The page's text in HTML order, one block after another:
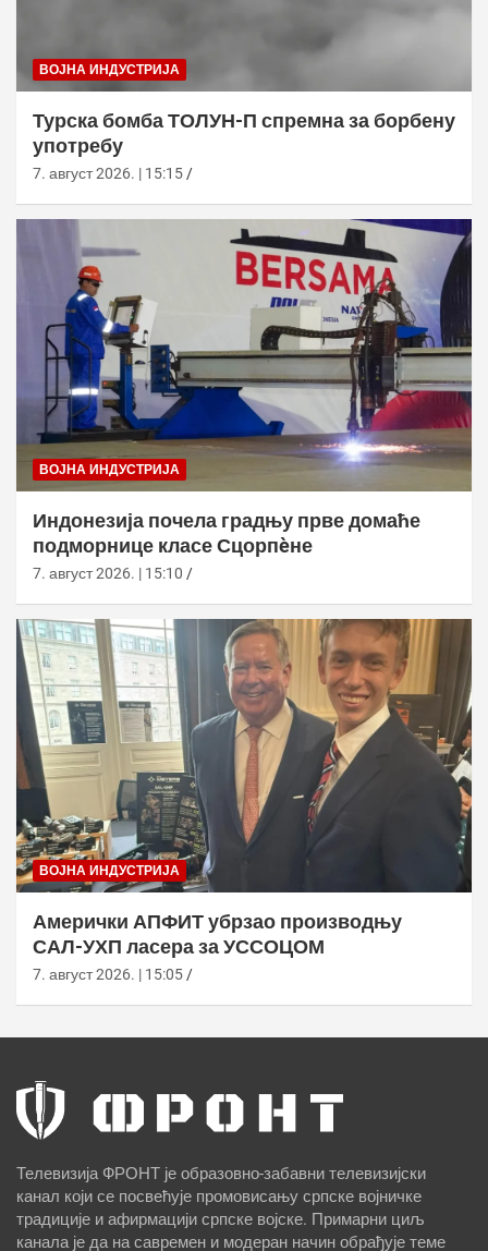
ВОЈНА ИНДУСТРИЈА
Турска бомба ТОЛУН-П спремна за борбену
употребу
7. август 2026. | 15:15
ВОЈНА ИНДУСТРИЈА
Индонезија почела градњу прве домаће
подморнице класе Сцорпèне
7. август 2026. | 15:10
ВОЈНА ИНДУСТРИЈА
Амерички АПФИТ убрзао производњу
САЛ-УХП ласера за УССОЦОМ
7. август 2026. | 15:05
Телевизија ФРОНТ је образовно-забавни телевизијски
канал који се посвећује промовисању српске војничке
традиције и афирмацији српске војске. Примарни циљ
канала је да на савремен и модеран начин обрађује теме